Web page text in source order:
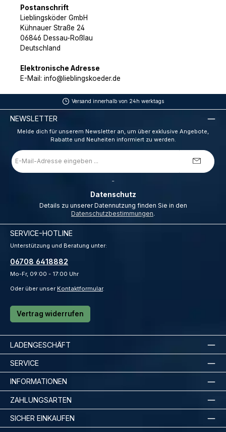
Postanschrift
Lieblingsköder GmbH
Kühnauer Straße 24
06846 Dessau-Roßlau
Deutschland
Elektronische Adresse
E-Mail: info@lieblingskoeder.de
Versand innerhalb von 24h werktags
NEWSLETTER
Melde dich für unserem Newsletter an, um über exklusive Angebote,
Rabatte und Neuheiten informiert zu werden.
E-
Mail-
Adresse
Datenschutz
Datenschutzbestimmungen.
SERVICE-HOTLINE
Unterstützung und Beratung unter:
06708 6418882
Mo-Fr, 09:00 - 17:00 Uhr
Oder über unser Kontaktformular.
Vertrag widerrufen
LADENGESCHÄFT
SERVICE
INFORMATIONEN
ZAHLUNGSARTEN
SICHER EINKAUFEN